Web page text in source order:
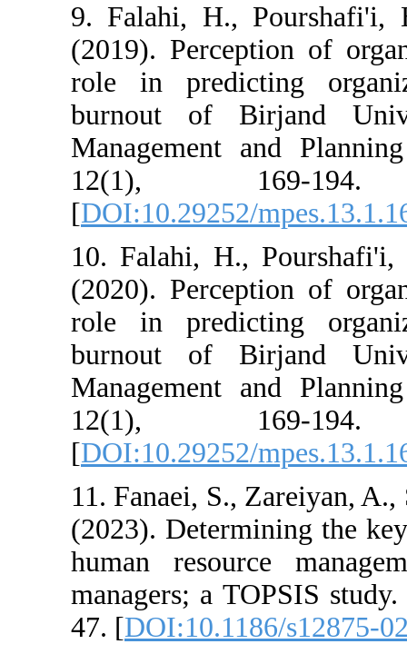
9. Falahi, H.,
(2019).
role in
burnout of
Management
12(1),
[DOI:10.29252/
10. Falahi, H.,
(2020).
role in
burnout of
Management
12(1),
[DOI:10.29252/
11. Fanaei, S.,
(2023).
human
managers; a
47. [